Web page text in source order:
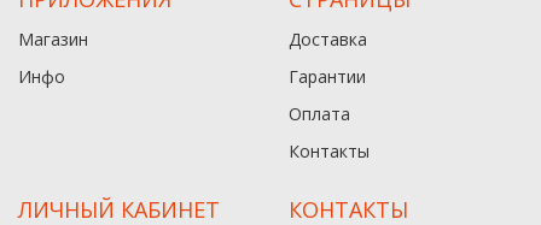
Магазин
Инфо
Доставка
Гарантии
Оплата
Контакты
ЛИЧНЫЙ КАБИНЕТ КОНТАКТЫ